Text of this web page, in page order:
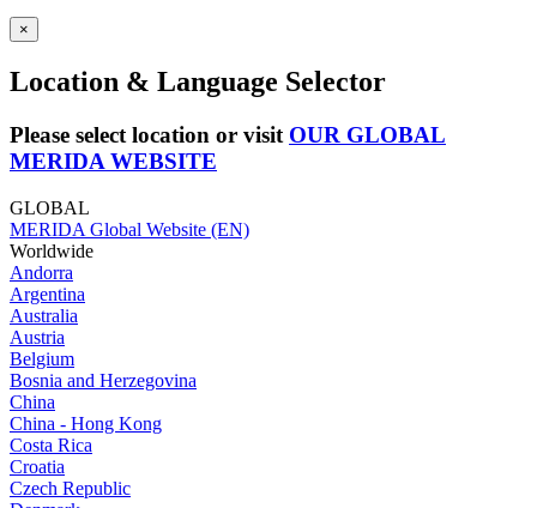
×
Location & Language Selector
Please select location or visit OUR GLOBAL
MERIDA WEBSITE
GLOBAL
MERIDA Global Website (EN)
Worldwide
Andorra
Argentina
Australia
Austria
Belgium
Bosnia and Herzegovina
China
China - Hong Kong
Costa Rica
Croatia
Czech Republic